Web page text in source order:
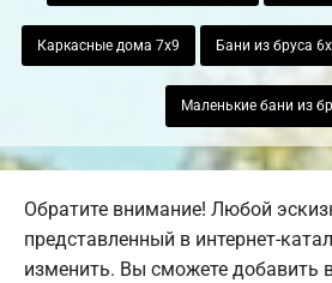
Каркасные дома 7х9 Бани из бруса
Маленькие бани из
Обратите внимание! Любой
представленный в интернет-
изменить. Вы сможете добавить